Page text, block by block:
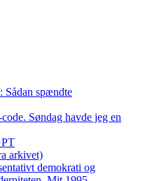
spændte
Søndag havde jeg en
arkivet)
demokrati og